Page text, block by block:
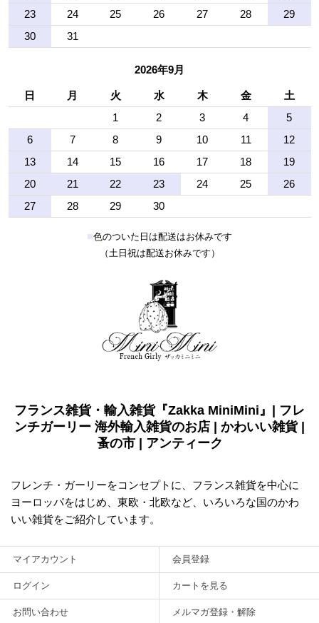
23
24 25 26 27 28
29
30
31
2026年9月
日 月 火 水 木 金
土
1
2 3 4
5
6
7 8 9 10 11
12
13
14 15 16 17 18
19
20
21 22 23 24 25
26
27
28 29 30
■色のついた日は配送はお休みです
（土日祝は配送お休みです）
フランス雑貨・輸入雑貨『Zakka MiniMini』| フレ
ンチガーリー 海外輸入雑貨のお店 | かわいい雑貨 |
蚤の市 | アンティーク
フレンチ・ガーリーをコンセプトに、フランス雑貨を中心に
ヨーロッパをはじめ、東欧・北欧など、いろいろな国のかわ
いい雑貨をご紹介しています。
マイアカウント 会員登録
ログイン カートを見る
お問い合わせ メルマガ登録・解除